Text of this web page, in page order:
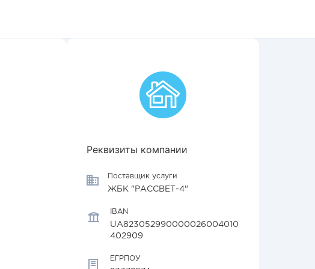
Реквизиты компании
Поставщик услуги
ЖБК "РАССВЕТ-4"
IBAN
UA823052990000026004010
402909
ЕГРПОУ